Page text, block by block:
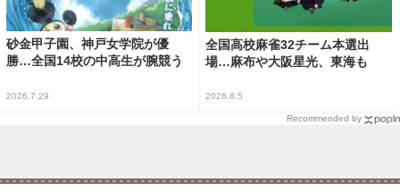
砂金甲子園、神戸女学院が優
勝…全国14校の中高生が腕競う
2026.7.29
全国高校麻雀32チーム本選出
場…麻布や大阪星光、東海も
2026.8.5
Recommended by